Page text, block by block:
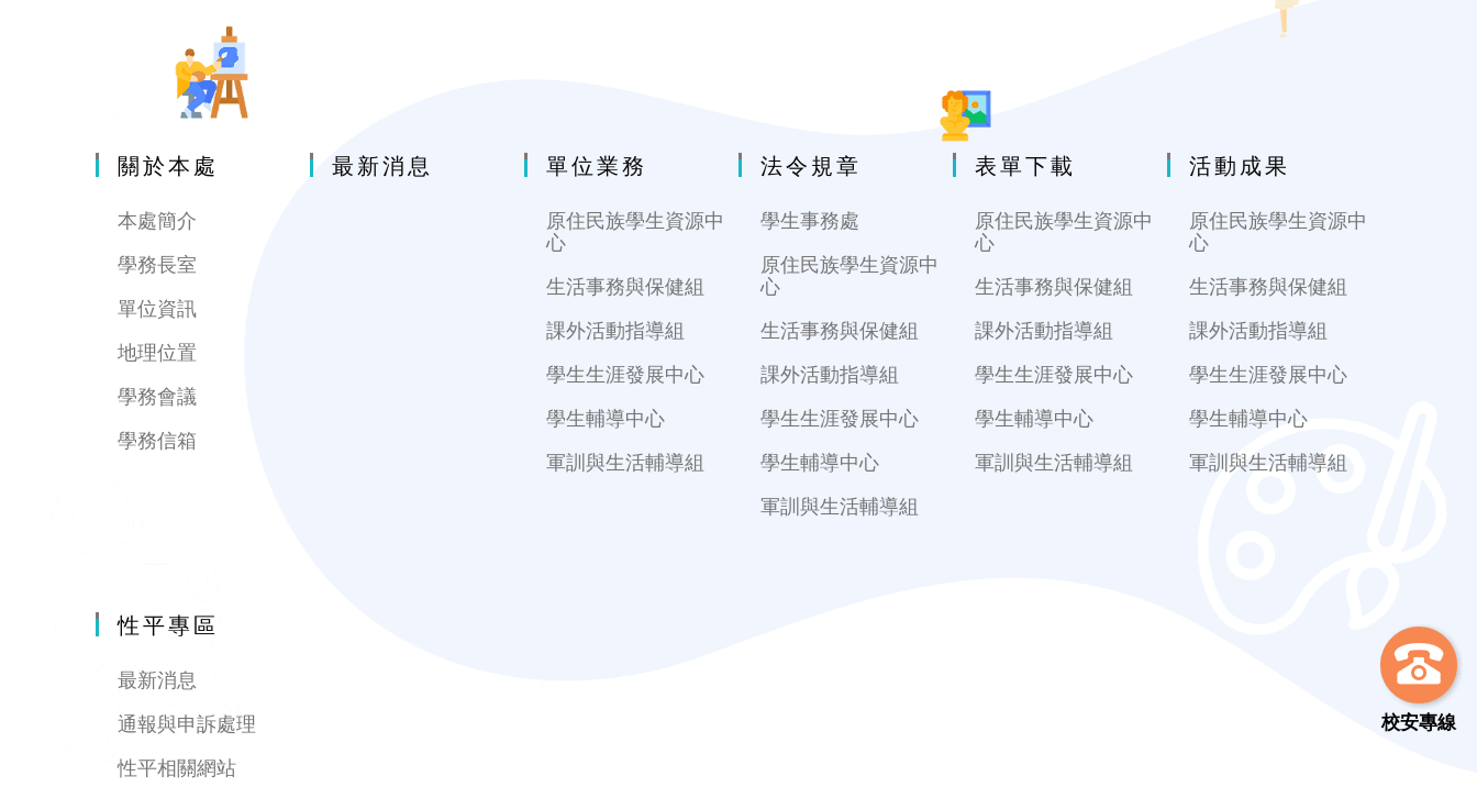
校安專線
關於本處
本處簡介
學務長室
單位資訊
地理位置
學務會議
學務信箱
最新消息 單位業務
原住民族學生資源中
心
生活事務與保健組
課外活動指導組
學生生涯發展中心
學生輔導中心
軍訓與生活輔導組
法令規章
學生事務處
原住民族學生資源中
心
生活事務與保健組
課外活動指導組
學生生涯發展中心
學生輔導中心
軍訓與生活輔導組
表單下載
原住民族學生資源中
心
生活事務與保健組
課外活動指導組
學生生涯發展中心
學生輔導中心
軍訓與生活輔導組
活動成果
原住民族學生資源中
心
生活事務與保健組
課外活動指導組
學生生涯發展中心
學生輔導中心
軍訓與生活輔導組
性平專區
最新消息
通報與申訴處理
性平相關網站